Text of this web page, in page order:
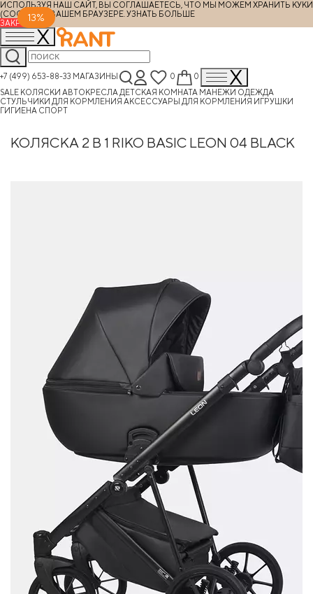
ИСПОЛЬЗУЯ НАШ САЙТ, ВЫ СОГЛАШАЕТЕСЬ, ЧТО МЫ МОЖЕМ ХРАНИТЬ КУКИ
(COOKIES) В ВАШЕМ БРАУЗЕРЕ. УЗНАТЬ БОЛЬШЕ
ЗАКРЫТЬ
+7 (499) 653-88-33 МАГАЗИНЫ 0
0
SALE КОЛЯСКИ АВТОКРЕСЛА ДЕТСКАЯ КОМНАТА МАНЕЖИ ОДЕЖДА
СТУЛЬЧИКИ ДЛЯ КОРМЛЕНИЯ АКСЕССУАРЫ ДЛЯ КОРМЛЕНИЯ ИГРУШКИ
ГИГИЕНА СПОРТ
КОЛЯСКА 2 В 1 RIKO BASIC LEON 04 BLACK
13%